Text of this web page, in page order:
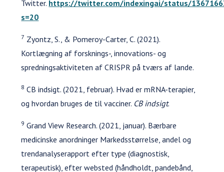
Twitter. https://twitter.com/indexingai/status/
s=20
7 Zyontz, S., & Pomeroy-Carter, C. (2021).
Kortlægning af forsknings-, innovations- og
spredningsaktiviteten af CRISPR på tværs af lande.
8 CB indsigt. (2021, februar). Hvad er mRNA-terapier,
og hvordan bruges de til vacciner. CB indsigt.
9 Grand View Research. (2021, januar). Bærbare
medicinske anordninger Markedsstørrelse, andel og
trendanalyserapport efter type (diagnostisk,
terapeutisk), efter websted (håndholdt, pandebånd,